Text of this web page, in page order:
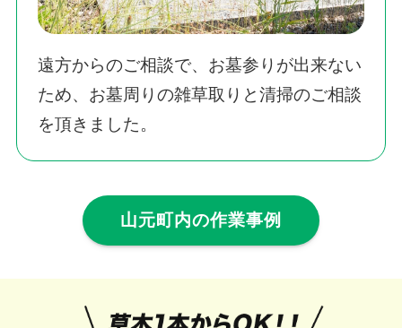
遠方からのご相談で、お墓参りが出来ない
ため、お墓周りの雑草取りと清掃のご相談
を頂きました。
山元町内の作業事例